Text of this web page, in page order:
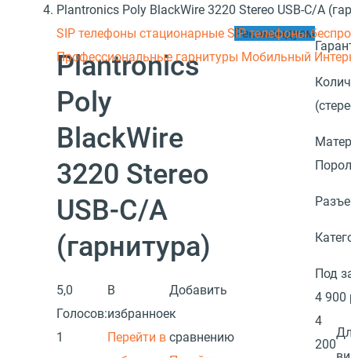
Plantronics Poly BlackWire 3220 Stereo USB-C/A
SIP телефоны стационарные SIP телефоны
Профессиональные гарнитуры Мобильный
Plantronics
Poly
BlackWire
3220 Stereo
USB-C/A
(гарнитура)
5,0
Голосов:
1
В
избранное
Перейти в
Добавить
к
сравнению
Рекомендуем
Под
4 900
4
200